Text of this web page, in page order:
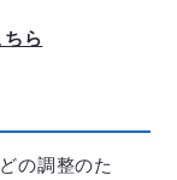
ら
の調整のた